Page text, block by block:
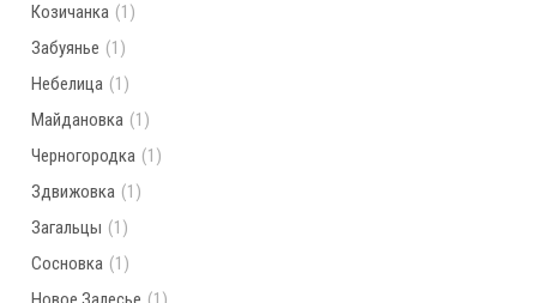
Козичанка (1)
Забуянье (1)
Небелица (1)
Майдановка (1)
Черногородка (1)
Здвижовка (1)
Загальцы (1)
Сосновка (1)